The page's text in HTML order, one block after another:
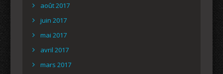
août 2017
juin 2017
mai 2017
avril 2017
mars 2017